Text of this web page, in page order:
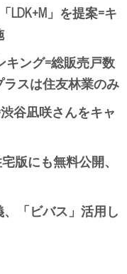
LDK+M」を提案=キ
ング=総販売戸数
スは住友林業のみ
谷凪咲さんをキャ
版にも無料公開、
「ビバス」活用し